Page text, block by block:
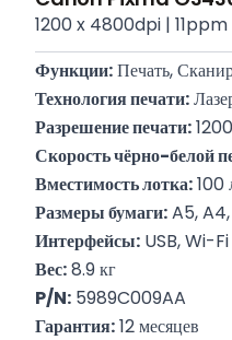
1200 x 4800dpi | 11ppm
Функции: Печать,
Технология печати:
Разрешение печати:
Скорость чёрно-белой
Вместимость лотка: 100
Размеры бумаги: A5,
Интерфейсы: USB, Wi-Fi
Вес: 8.9 кг
P/N: 5989C009AA
Гарантия: 12 месяцев